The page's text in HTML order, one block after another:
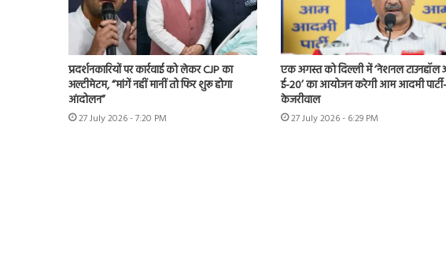
प्रदर्शनकारियों पर कार्रवाई को लेकर CJP का
अल्टीमेटम, “मांगें नहीं मानीं तो फिर शुरू होगा
आंदोलन”
27 July 2026 - 7:20 PM
एक अगस्त को दिल्ली में ‘नेशनल टाउनहॉल
ई-20’ का आयोजन करेगी आम आदमी पार्टी-
केजरीवाल
27 July 2026 - 6:29 PM